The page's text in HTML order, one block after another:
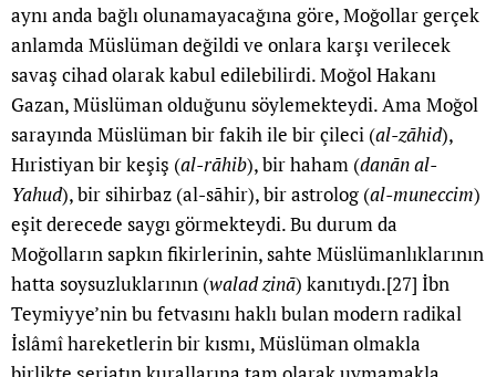
aynı anda bağlı olunamayacağına göre, Moğollar gerçek
anlamda Müslüman değildi ve onlara karşı verilecek
savaş cihad olarak kabul edilebilirdi. Moğol Hakanı
Gazan, Müslüman olduğunu söylemekteydi. Ama Moğol
sarayında Müslüman bir fakih ile bir çileci (al-zāhid),
Hıristiyan bir keşiş (al-rāhib), bir haham (danān al-
Yahud), bir sihirbaz (al-sāhir), bir astrolog (al-muneccim)
eşit derecede saygı görmekteydi. Bu durum da
Moğolların sapkın fikirlerinin, sahte Müslümanlıklarının
hatta soysuzluklarının (walad zinā) kanıtıydı.[27] İbn
Teymiyye’nin bu fetvasını haklı bulan modern radikal
İslâmî hareketlerin bir kısmı, Müslüman olmakla